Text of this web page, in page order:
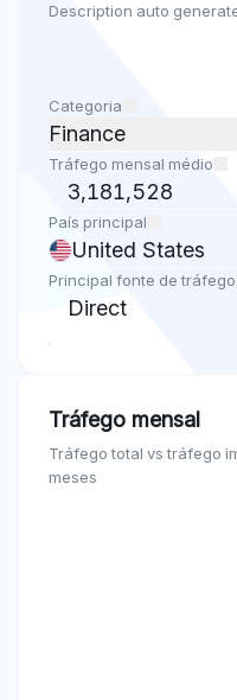
Description auto
Categoria
Finance
Tráfego mensal médio
3,181,528
País principal
United States
Principal fonte de tráfego
Direct
Tráfego mensal
Tráfego total vs tráfego
meses